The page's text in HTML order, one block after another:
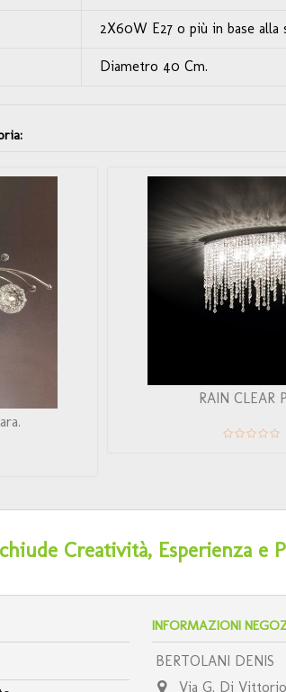
2X60W E27 o più in base
Diametro 40 Cm.
RAIN CLEAR
Creatività, Esperienza e
INFORMAZIONI
BERTOLANI DENIS
Via G. Di